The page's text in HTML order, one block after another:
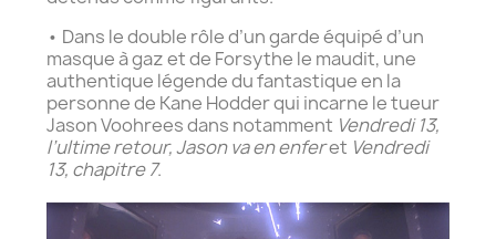
• Dans le double rôle d’un garde équipé d’un
masque à gaz et de Forsythe le maudit, une
authentique légende du fantastique en la
personne de Kane Hodder qui incarne le tueur
Jason Voohrees dans notamment Vendredi 13,
l’ultime retour, Jason va en enferet Vendredi
13, chapitre 7.